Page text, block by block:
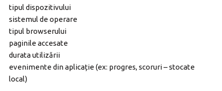
tipul dispozitivului
sistemul de operare
tipul browserului
paginile accesate
durata utilizării
evenimente din aplicație (ex: progres, scoruri – stocate
local)